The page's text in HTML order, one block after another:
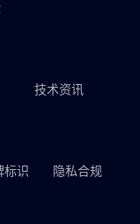
技术资讯
标识
隐私合规